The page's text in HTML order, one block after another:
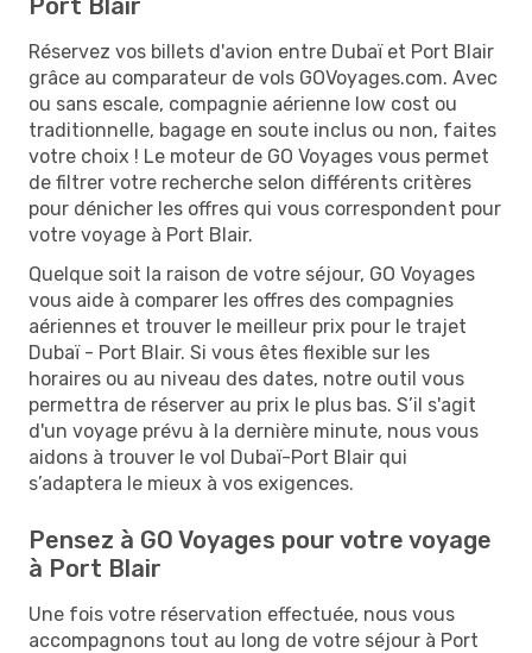
Port Blair
Réservez vos billets d'avion entre Dubaï et Port Blair
grâce au comparateur de vols GOVoyages.com. Avec
ou sans escale, compagnie aérienne low cost ou
traditionnelle, bagage en soute inclus ou non, faites
votre choix ! Le moteur de GO Voyages vous permet
de filtrer votre recherche selon différents critères
pour dénicher les offres qui vous correspondent pour
votre voyage à Port Blair.
Quelque soit la raison de votre séjour, GO Voyages
vous aide à comparer les offres des compagnies
aériennes et trouver le meilleur prix pour le trajet
Dubaï - Port Blair. Si vous êtes flexible sur les
horaires ou au niveau des dates, notre outil vous
permettra de réserver au prix le plus bas. S’il s'agit
d'un voyage prévu à la dernière minute, nous vous
aidons à trouver le vol Dubaï-Port Blair qui
s’adaptera le mieux à vos exigences.
Pensez à GO Voyages pour votre voyage
à Port Blair
Une fois votre réservation effectuée, nous vous
accompagnons tout au long de votre séjour à Port